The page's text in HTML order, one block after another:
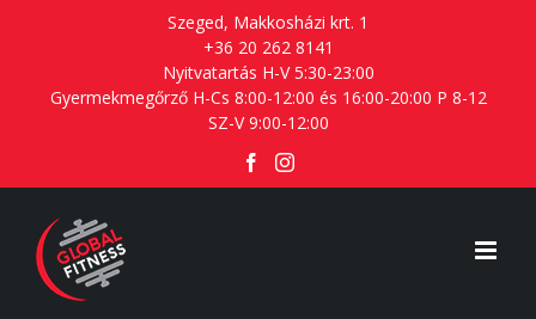
content
Szeged, Makkosházi krt. 1
+36 20 262 8141
Nyitvatartás H-V 5:30-23:00
Gyermekmegőrző H-Cs 8:00-12:00 és 16:00-20:00 P 8-12
SZ-V 9:00-12:00
Facebook
Instagram